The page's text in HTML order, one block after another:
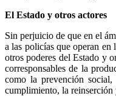
El Estado y otros actores
Sin perjuicio de que en el
a las policías que operan
otros poderes del Estado y
corresponsables de la
como la prevención
cumplimiento, la